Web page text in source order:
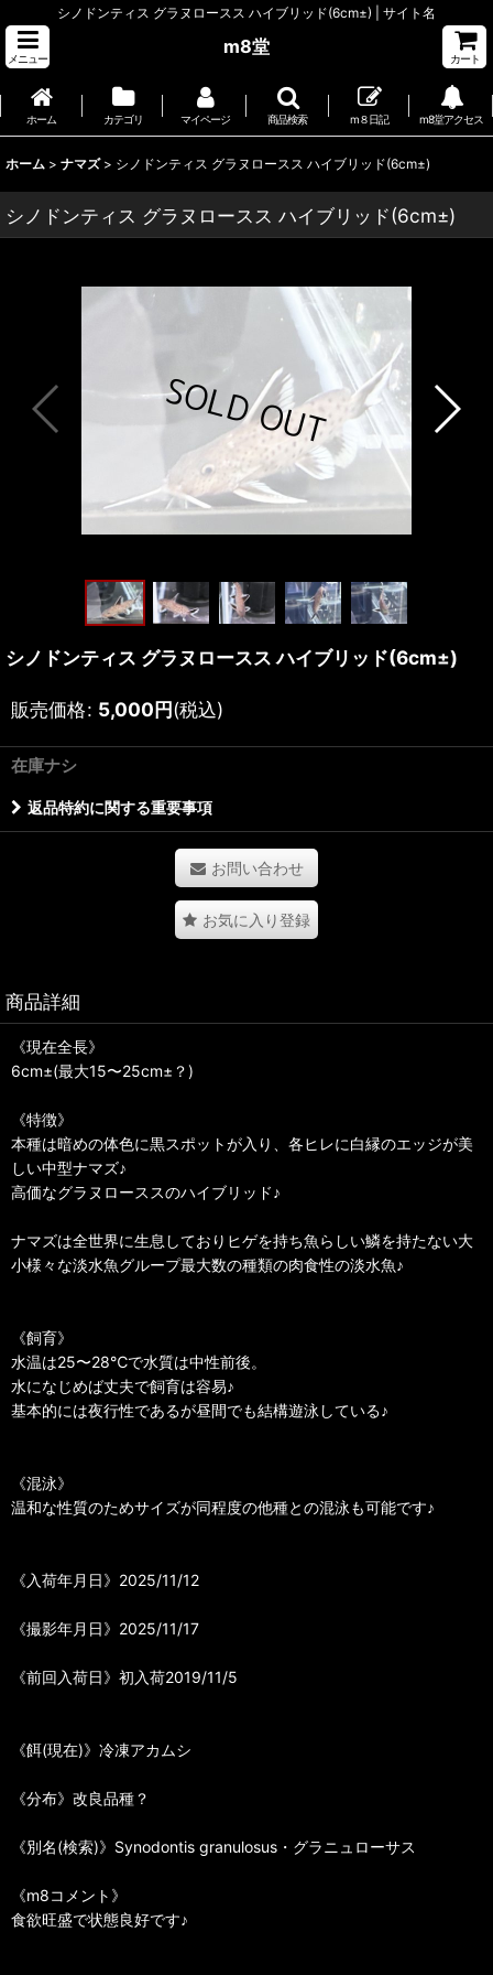
シノドンティス グラヌロースス ハイブリッド(6cm±) | サイト名
メニュー
m8堂
カート
ホーム カテゴリ マイページ 商品検索 m８日記 m8堂アクセス
ホーム > ナマズ > シノドンティス グラヌロースス ハイブリッド(6cm±)
シノドンティス グラヌロースス ハイブリッド(6cm±)
シノドンティス グラヌロースス ハイブリッド(6cm±)
販売価格: 5,000円(税込)
在庫ナシ
返品特約に関する重要事項
お問い合わせ
お気に入り登録
商品詳細
《現在全長》
6cm±(最大15〜25cm±？)
《特徴》
本種は暗めの体色に黒スポットが入り、各ヒレに白縁のエッジが美
しい中型ナマズ♪
高価なグラヌローススのハイブリッド♪
ナマズは全世界に生息しておりヒゲを持ち魚らしい鱗を持たない大
小様々な淡水魚グループ最大数の種類の肉食性の淡水魚♪
《飼育》
水温は25〜28℃で水質は中性前後。
水になじめば丈夫で飼育は容易♪
基本的には夜行性であるが昼間でも結構遊泳している♪
《混泳》
温和な性質のためサイズが同程度の他種との混泳も可能です♪
《入荷年月日》2025/11/12
《撮影年月日》2025/11/17
《前回入荷日》初入荷2019/11/5
《餌(現在)》冷凍アカムシ
《分布》改良品種？
《別名(検索)》Synodontis granulosus・グラニュローサス
《m8コメント》
食欲旺盛で状態良好です♪